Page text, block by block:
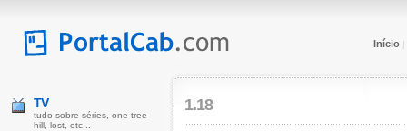
Início |
1.18
TV
tudo sobre séries, one tree
hill, lost, etc...